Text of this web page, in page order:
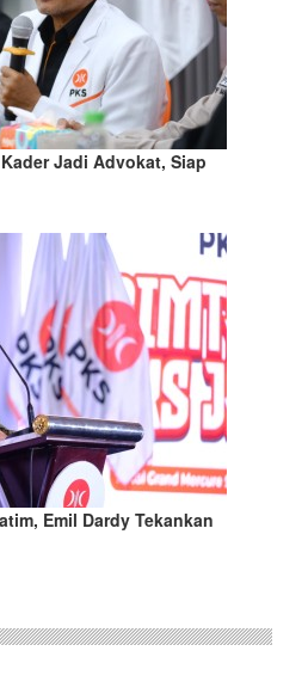
Jadi Advokat, Siap
Emil Dardy Tekankan